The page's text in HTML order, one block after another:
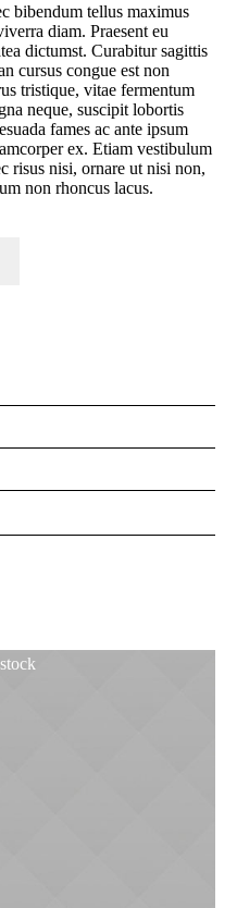
bibendum tellus maximus
diam. Praesent eu
dictumst. Curabitur sagittis
cursus congue est non
tristique, vitae fermentum
neque, suscipit lobortis
fames ac ante ipsum
ex. Etiam vestibulum
risus nisi, ornare ut nisi non,
non rhoncus lacus.